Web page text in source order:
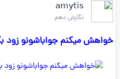
𝖺𝗆𝗒𝗍𝗂𝗌
نگارش دهم
خواهش میکنم جواباشونو زود